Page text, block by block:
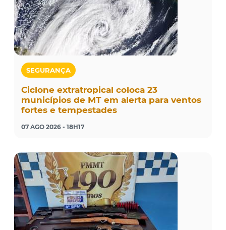
SEGURANÇA
Ciclone extratropical coloca 23
municípios de MT em alerta para ventos
fortes e tempestades
07 AGO 2026 - 18H17